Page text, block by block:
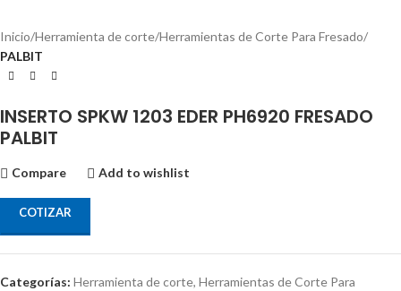
Inicio Herramienta de corte Herramientas de Corte Para Fresado
PALBIT
INSERTO SPKW 1203 EDER PH6920 FRESADO
PALBIT
Compare Add to wishlist
COTIZAR
Categorías: Herramienta de corte, Herramientas de Corte Para